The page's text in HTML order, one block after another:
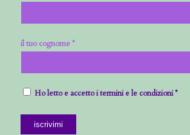
il tuo cognome *
Ho letto e accetto i termini e le condizioni *